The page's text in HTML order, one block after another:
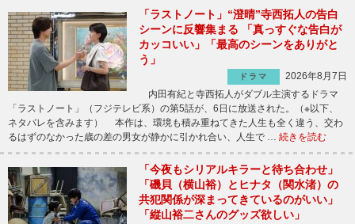
「ラストノート」“澄晴”寺西拓人の告白
シーンに反響集まる 「真っすぐな告白が
カッコいい」「最高のシーンをありがと
う」
ドラマ
2026年8月7日
内田有紀と寺西拓人がダブル主演するドラマ
「ラストノート」（フジテレビ系）の第5話が、6日に放送された。（※以下、
ネタバレを含みます） 本作は、環境も積み重ねてきた人生も全く違う、交わ
るはずのなかった歳の差の男女が静かに引かれ合い、人生で … 続きを読む
「今夜もシリアルキラーと待ち合わせ」
「磯貝（横山裕）とヒナタ（関水渚）の
共犯関係が深まってきているのがいい」
「縦山裕二さんのグッズ欲しい」